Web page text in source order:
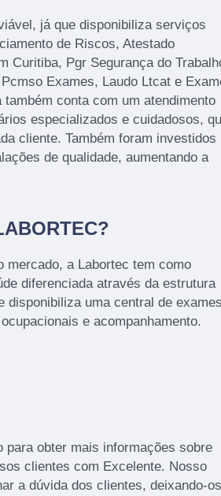
já que disponibiliza serviços
de Riscos, Atestado
Curitiba, Pgr Segurança do
Exames, Laudo Ltcat e
conta com um atendimento
especializados e cuidadosos,
cliente. Também foram investidos
de qualidade, aumentando a
mercado, a Labortec tem como
diferenciada através da estrutura
disponibiliza uma central de
e acompanhamento.
para obter mais informações sobre
clientes com Excelente. Nosso
a dúvida dos clientes, deixando-os